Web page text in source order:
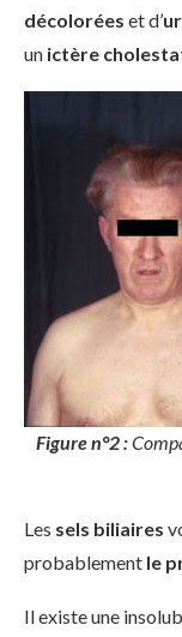
décolorées et d’
un ictère
Figure n°2 :
Les sels biliaires
probablement le
Il existe une